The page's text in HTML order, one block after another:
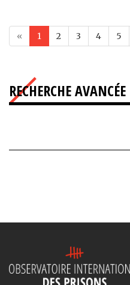
« 1 2 3 4 5
RECHERCHE AVANCÉE